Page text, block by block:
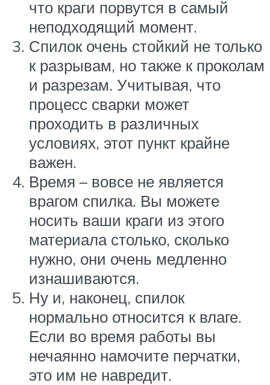
что краги порвутся в самый
неподходящий момент.
Спилок очень стойкий не только
к разрывам, но также к проколам
и разрезам. Учитывая, что
процесс сварки может
проходить в различных
условиях, этот пункт крайне
важен.
Время – вовсе не является
врагом спилка. Вы можете
носить ваши краги из этого
материала столько, сколько
нужно, они очень медленно
изнашиваются.
Ну и, наконец, спилок
нормально относится к влаге.
Если во время работы вы
нечаянно намочите перчатки,
это им не навредит.